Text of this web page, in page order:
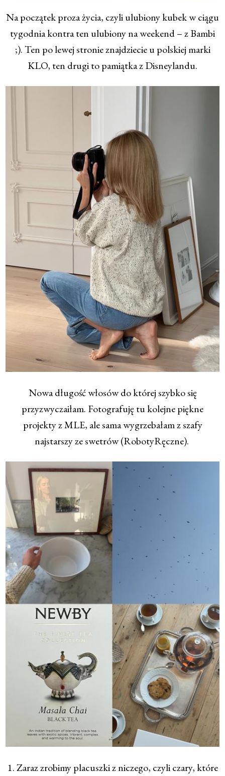
Na początek proza życia, czyli ulubiony kubek w ciągu
tygodnia kontra ten ulubiony na weekend – z Bambi
;). Ten po lewej stronie znajdziecie u polskiej marki
KLO, ten drugi to pamiątka z Disneylandu.
Nowa długość włosów do której szybko się
przyzwyczaiłam. Fotografuję tu kolejne piękne
projekty z MLE, ale sama wygrzebałam z szafy
najstarszy ze swetrów (RobotyRęczne).
1. Zaraz zrobimy placuszki z niczego, czyli czary, które